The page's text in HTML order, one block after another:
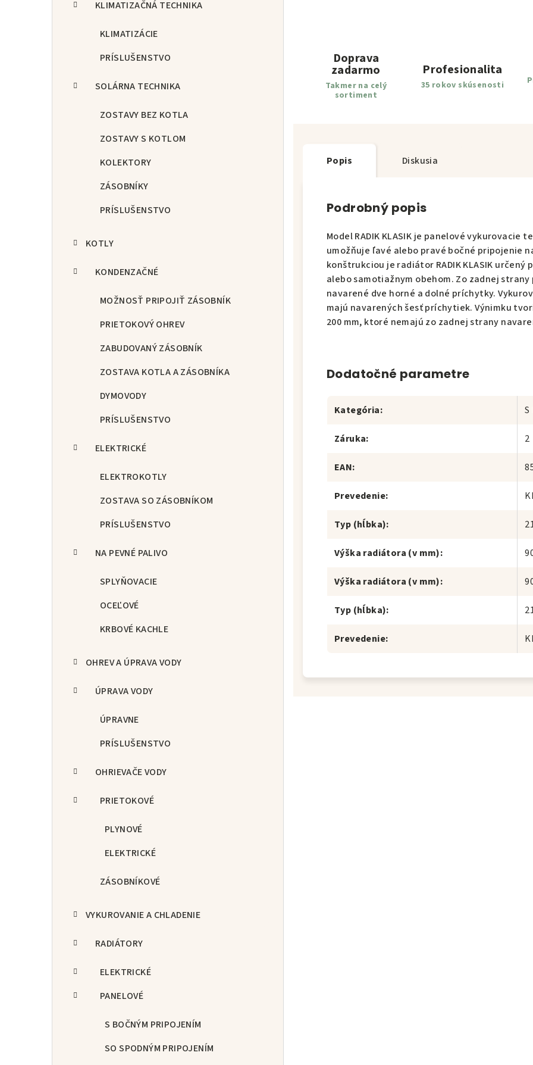
KLIMATIZAČNÁ TECHNIKA
KLIMATIZÁCIE
PRÍSLUŠENSTVO
SOLÁRNA TECHNIKA
ZOSTAVY BEZ KOTLA
ZOSTAVY S KOTLOM
KOLEKTORY
ZÁSOBNÍKY
PRÍSLUŠENSTVO
KOTLY
KONDENZAČNÉ
MOŽNOSŤ PRIPOJIŤ ZÁSOBNÍK
PRIETOKOVÝ OHREV
ZABUDOVANÝ ZÁSOBNÍK
ZOSTAVA KOTLA A ZÁSOBNÍKA
DYMOVODY
PRÍSLUŠENSTVO
ELEKTRICKÉ
ELEKTROKOTLY
ZOSTAVA SO ZÁSOBNÍKOM
PRÍSLUŠENSTVO
NA PEVNÉ PALIVO
SPLYŇOVACIE
OCEĽOVÉ
KRBOVÉ KACHLE
OHREV A ÚPRAVA VODY
ÚPRAVA VODY
ÚPRAVNE
PRÍSLUŠENSTVO
OHRIEVAČE VODY
PRIETOKOVÉ
PLYNOVÉ
ELEKTRICKÉ
ZÁSOBNÍKOVÉ
VYKUROVANIE A CHLADENIE
RADIÁTORY
ELEKTRICKÉ
PANELOVÉ
S BOČNÝM PRIPOJENÍM
SO SPODNÝM PRIPOJENÍM
Doprava
zadarmo
Takmer na celý
sortiment
Profesionalita
35 rokov skúsenosti
Popis Diskusia
Podrobný popis
Model RADIK KLASIK je panelové vykurovacie
umožňuje ľavé alebo pravé bočné pripojenie
konštrukciou je radiátor RADIK KLASIK
alebo samotiažnym obehom. Zo zadnej strany
navarené dve horné a dolné príchytky.
majú navarených šesť príchytiek. Výnimku
200 mm, ktoré nemajú zo zadnej strany
Dodatočné parametre
Kategória: S
Záruka: 2
EAN:
Prevedenie:
Typ (hĺbka):
Výška radiátora (v mm):
Výška radiátora (v mm):
Typ (hĺbka):
Prevedenie: